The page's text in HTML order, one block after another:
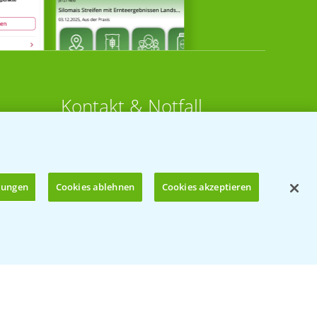
Kontakt & Notfall
KONTAKT
T.+49 (0)214/30-20220
Cookies ablehnen Cookies akzeptieren